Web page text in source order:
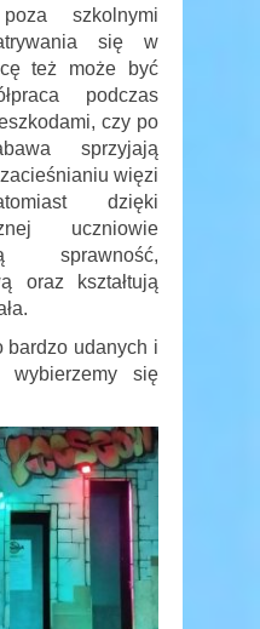
szkolnymi
się w
też może być
podczas
czy po
sprzyjają
więzi
dzięki
uczniowie
sprawność,
oraz kształtują
bardzo udanych i
wybierzemy się